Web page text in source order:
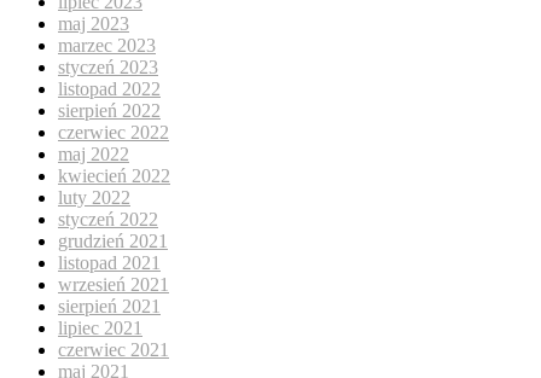
maj 2023
marzec 2023
styczeń 2023
listopad 2022
sierpień 2022
czerwiec 2022
maj 2022
kwiecień 2022
luty 2022
styczeń 2022
grudzień 2021
listopad 2021
wrzesień 2021
sierpień 2021
lipiec 2021
czerwiec 2021
maj 2021